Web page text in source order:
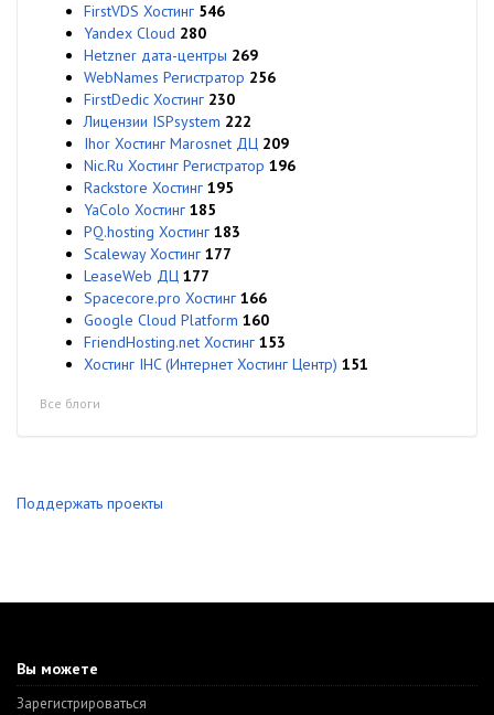
FirstVDS Хостинг 546
Yandex Cloud 280
Hetzner дата-центры 269
WebNames Регистратор 256
FirstDedic Хостинг 230
Лицензии ISPsystem 222
Ihor Хостинг Marosnet ДЦ 209
Nic.Ru Хостинг Регистратор 196
Rackstore Хостинг 195
YaColo Хостинг 185
PQ.hosting Хостинг 183
Scaleway Хостинг 177
LeaseWeb ДЦ 177
Spacecore.pro Хостинг 166
Google Cloud Platform 160
FriendHosting.net Хостинг 153
Хостинг IHC (Интернет Хостинг Центр) 151
Все блоги
Поддержать проекты
Вы можете
Зарегистрироваться